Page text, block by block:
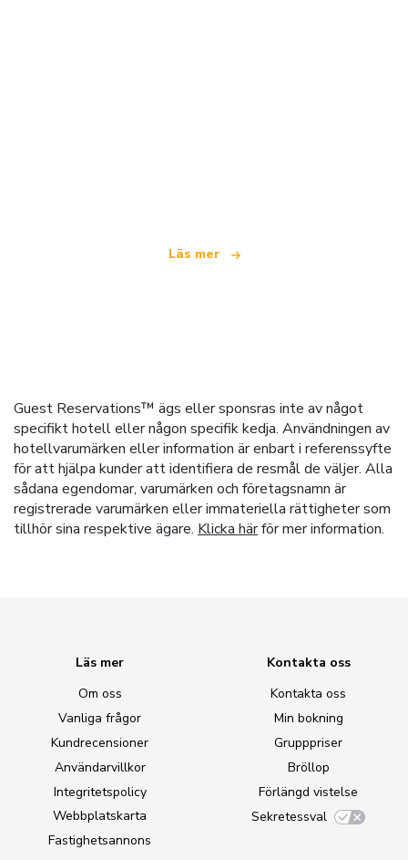
Läs mer
Guest Reservations™ ägs eller sponsras inte av något
specifikt hotell eller någon specifik kedja. Användningen av
hotellvarumärken eller information är enbart i referenssyfte
för att hjälpa kunder att identifiera de resmål de väljer. Alla
sådana egendomar, varumärken och företagsnamn är
registrerade varumärken eller immateriella rättigheter som
tillhör sina respektive ägare. Klicka härför mer information.
Läs mer
Om oss
Vanliga frågor
Kundrecensioner
Användarvillkor
Integritetspolicy
Webbplatskarta
Fastighetsannons
Kontakta oss
Kontakta oss
Min bokning
Grupppriser
Bröllop
Förlängd vistelse
Sekretessval